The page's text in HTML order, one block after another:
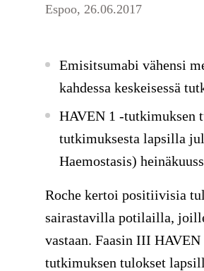
Espoo, 26.06.2017
Emisitsumabi vähensi
kahdessa keskeisessä
HAVEN 1 -tutkimuksen
tutkimuksesta lapsilla
Haemostasis)
Roche kertoi positiivisia
sairastavilla potilailla,
vastaan. Faasin III
tutkimuksen tulokset